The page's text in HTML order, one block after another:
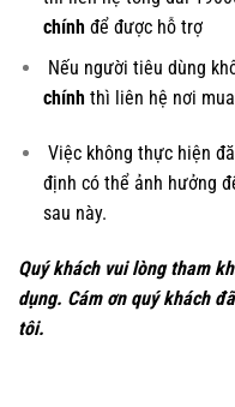
chính để được hỗ trợ
Nếu người tiêu dùng
chính thì liên hệ nơi
Việc không thực hiện
định có thể ảnh hưởng
sau này.
Quý khách vui lòng tham
dụng. Cám ơn quý khách
tôi.